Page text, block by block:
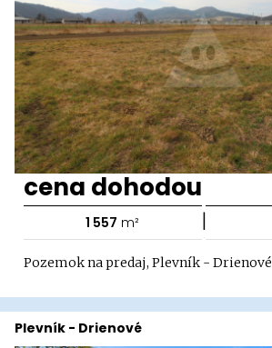
cena dohodou
1 557 m² |
Pozemok na predaj, Plevník - Drienové
Plevník - Drienové